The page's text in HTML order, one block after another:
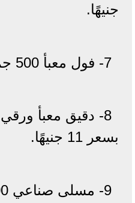
جنيهًا.
7- فول معبأ 500 جم بسعر 7.50 جنيه.
بسعر 11 جنيهًا.